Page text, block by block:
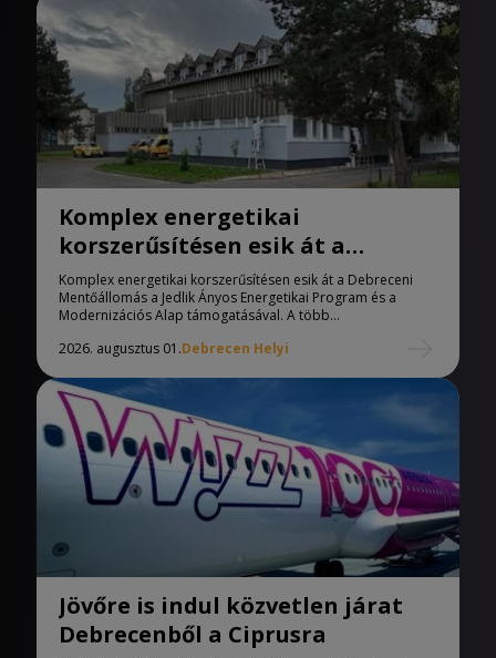
Komplex energetikai
korszerűsítésen esik át a
Debreceni Mentőállomás
Komplex energetikai korszerűsítésen esik át a Debreceni
Mentőállomás a Jedlik Ányos Energetikai Program és a
Modernizációs Alap támogatásával. A több...
2026. augusztus 01.Debrecen Helyi
Jövőre is indul közvetlen járat
Debrecenből a Ciprusra